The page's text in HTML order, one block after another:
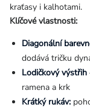
kraťasy i kalhotami.
Klíčové vlastnosti:
Diagonální
dodává tričku
Lodičkový výstřih
ramena a krk
Krátký rukáv: